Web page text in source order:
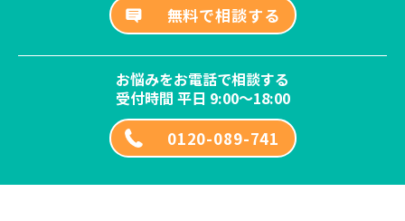
無料で相談する
お悩みをお電話で相談する
受付時間 平日 9:00～18:00
0120-089-741